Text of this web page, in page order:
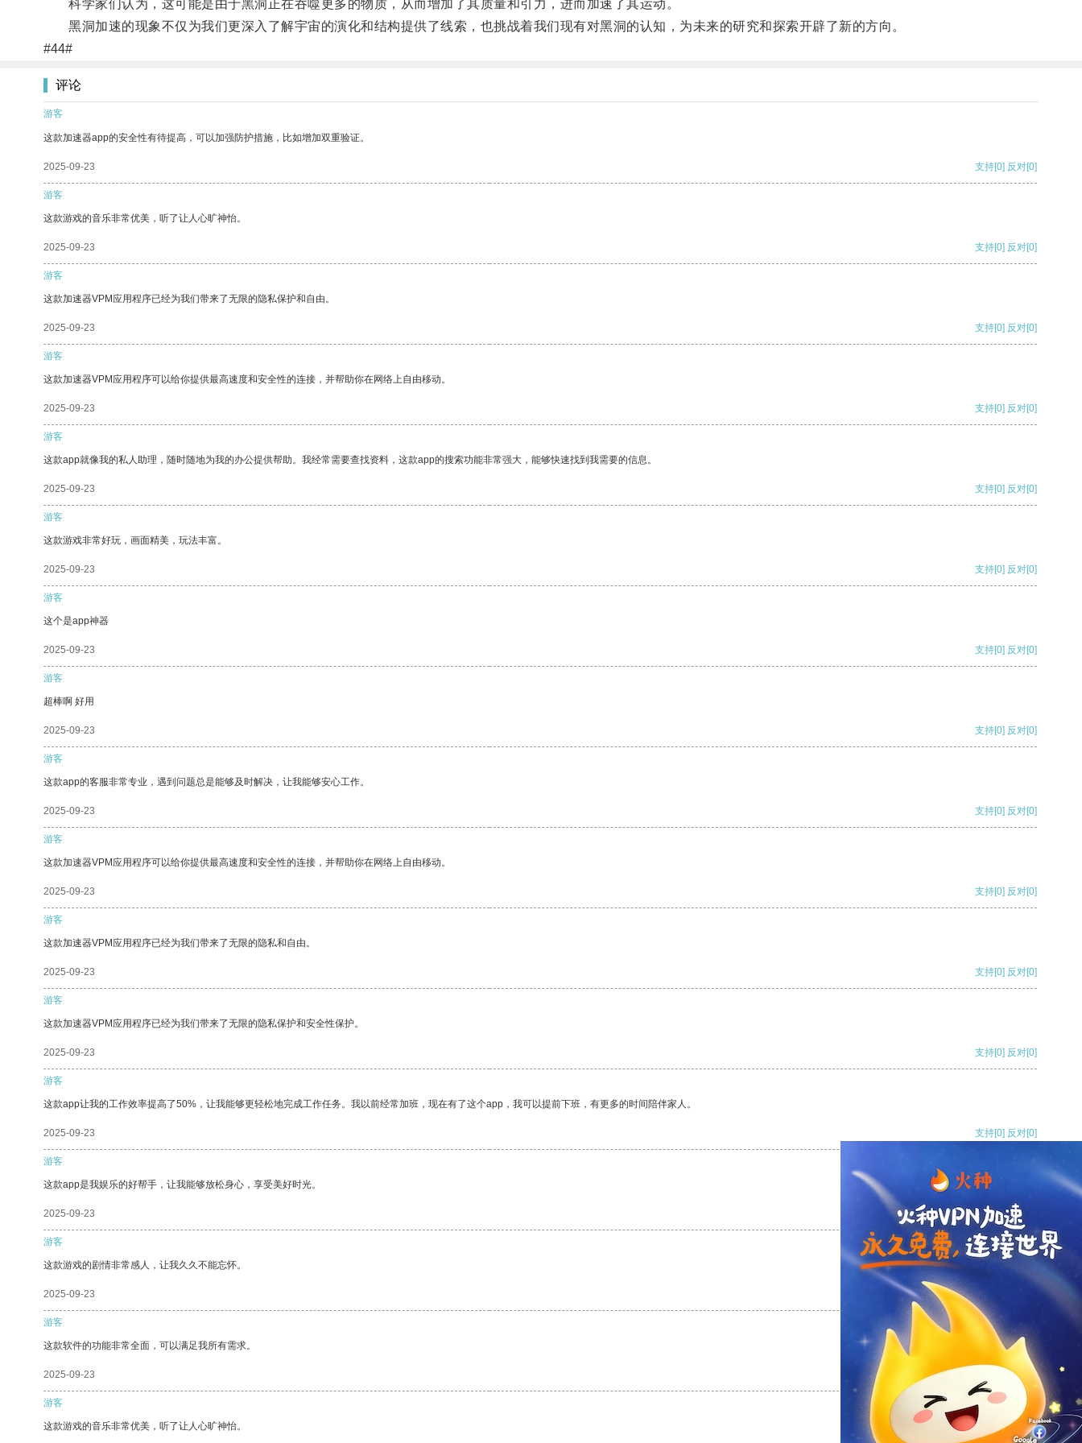
科学家们认为，这可能是由于黑洞正在吞噬更多的物质，从而增加了其质量和引力，进而加速了其运动。
黑洞加速的现象不仅为我们更深入了解宇宙的演化和结构提供了线索，也挑战着我们现有对黑洞的认知，为未来的研究和探索开辟了新的方向。
#44#
评论
游客
这款加速器app的安全性有待提高，可以加强防护措施，比如增加双重验证。
2025-09-23 支持[0] 反对[0]
游客
这款游戏的音乐非常优美，听了让人心旷神怡。
2025-09-23 支持[0] 反对[0]
游客
这款加速器VPM应用程序已经为我们带来了无限的隐私保护和自由。
2025-09-23 支持[0] 反对[0]
游客
这款加速器VPM应用程序可以给你提供最高速度和安全性的连接，并帮助你在网络上自由移动。
2025-09-23 支持[0] 反对[0]
游客
这款app就像我的私人助理，随时随地为我的办公提供帮助。我经常需要查找资料，这款app的搜索功能非常强大，能够快速找到我需要的信息。
2025-09-23 支持[0] 反对[0]
游客
这款游戏非常好玩，画面精美，玩法丰富。
2025-09-23 支持[0] 反对[0]
游客
这个是app神器
2025-09-23 支持[0] 反对[0]
游客
超棒啊 好用
2025-09-23 支持[0] 反对[0]
游客
这款app的客服非常专业，遇到问题总是能够及时解决，让我能够安心工作。
2025-09-23 支持[0] 反对[0]
游客
这款加速器VPM应用程序可以给你提供最高速度和安全性的连接，并帮助你在网络上自由移动。
2025-09-23 支持[0] 反对[0]
游客
这款加速器VPM应用程序已经为我们带来了无限的隐私和自由。
2025-09-23 支持[0] 反对[0]
游客
这款加速器VPM应用程序已经为我们带来了无限的隐私保护和安全性保护。
2025-09-23 支持[0] 反对[0]
游客
这款app让我的工作效率提高了50%，让我能够更轻松地完成工作任务。我以前经常加班，现在有了这个app，我可以提前下班，有更多的时间陪伴家人。
2025-09-23 支持[0] 反对[0]
游客
这款app是我娱乐的好帮手，让我能够放松身心，享受美好时光。
2025-09-23 支持[0] 反对
游客
这款游戏的剧情非常感人，让我久久不能忘怀。
2025-09-23 支持
游客
这款软件的功能非常全面，可以满足我所有需求。
2025-09-23 反对 [0]
游客
这款游戏的音乐非常优美，听了让人心旷神怡。